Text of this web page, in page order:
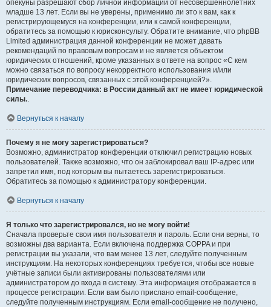
опекуны разрешают сбор личной информации от несовершеннолетних
младше 13 лет. Если вы не уверены, применимо ли это к вам, как к
регистрирующемуся на конференции, или к самой конференции,
обратитесь за помощью к юрисконсульту. Обратите внимание, что phpBB
Limited администрация данной конференции не может давать
рекомендаций по правовым вопросам и не является объектом
юридических отношений, кроме указанных в ответе на вопрос «С кем
можно связаться по вопросу некорректного использования и/или
юридических вопросов, связанных с этой конференцией?».
Примечание переводчика: в России данный акт не имеет юридической
силы..
Вернуться к началу
Почему я не могу зарегистрироваться?
Возможно, администратор конференции отключил регистрацию новых
пользователей. Также возможно, что он заблокировал ваш IP-адрес или
запретил имя, под которым вы пытаетесь зарегистрироваться.
Обратитесь за помощью к администратору конференции.
Вернуться к началу
Я только что зарегистрировался, но не могу войти!
Сначала проверьте свои имя пользователя и пароль. Если они верны, то
возможны два варианта. Если включена поддержка COPPA и при
регистрации вы указали, что вам менее 13 лет, следуйте полученным
инструкциям. На некоторых конференциях требуется, чтобы все новые
учётные записи были активированы пользователями или
администратором до входа в систему. Эта информация отображается в
процессе регистрации. Если вам было прислано email-сообщение,
следуйте полученным инструкциям. Если email-сообщение не получено,